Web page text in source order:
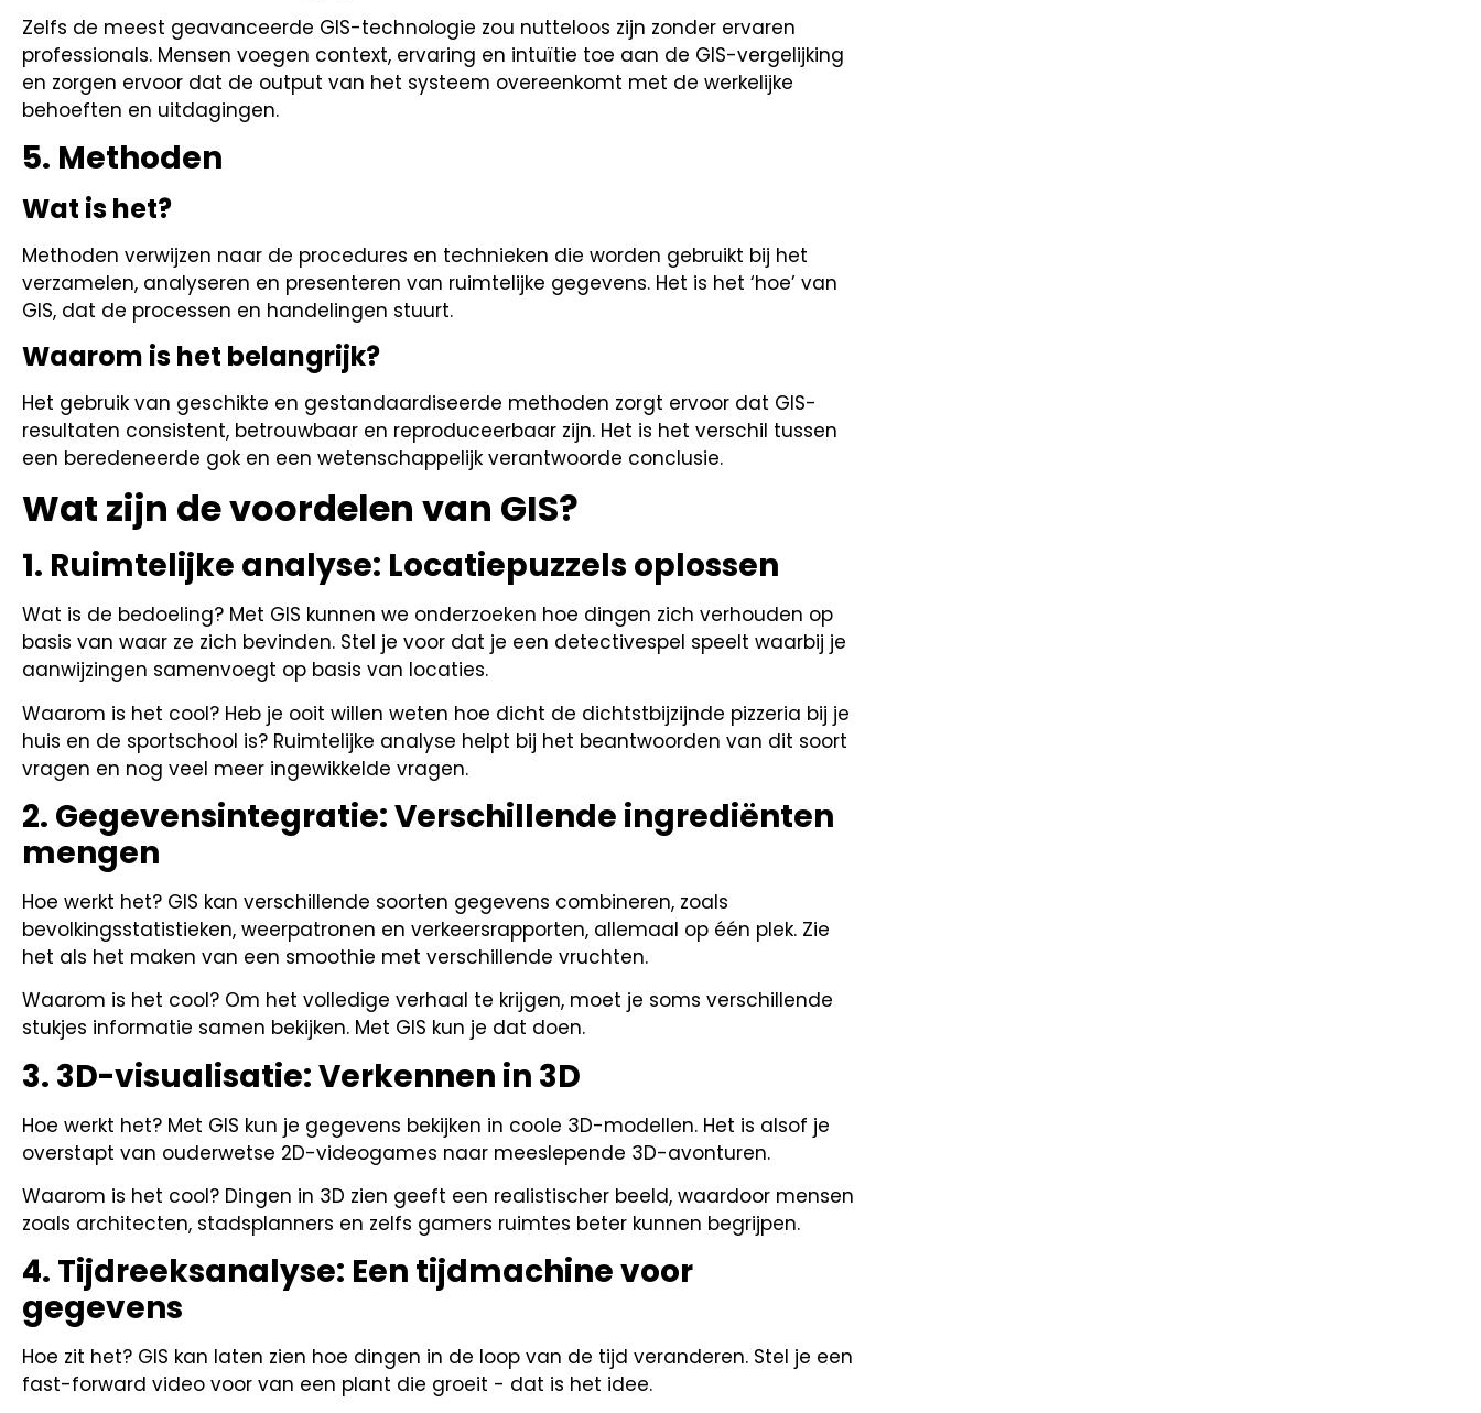
Zelfs de meest geavanceerde GIS-technologie zou nutteloos zijn zonder ervaren
professionals. Mensen voegen context, ervaring en intuïtie toe aan de GIS-vergelijking
en zorgen ervoor dat de output van het systeem overeenkomt met de werkelijke
behoeften en uitdagingen.
5. Methoden
Wat is het?
Methoden verwijzen naar de procedures en technieken die worden gebruikt bij het
verzamelen, analyseren en presenteren van ruimtelijke gegevens. Het is het ‘hoe’ van
GIS, dat de processen en handelingen stuurt.
Waarom is het belangrijk?
Het gebruik van geschikte en gestandaardiseerde methoden zorgt ervoor dat GIS-
resultaten consistent, betrouwbaar en reproduceerbaar zijn. Het is het verschil tussen
een beredeneerde gok en een wetenschappelijk verantwoorde conclusie.
Wat zijn de voordelen van GIS?
1. Ruimtelijke analyse: Locatiepuzzels oplossen
Wat is de bedoeling? Met GIS kunnen we onderzoeken hoe dingen zich verhouden op
basis van waar ze zich bevinden. Stel je voor dat je een detectivespel speelt waarbij je
aanwijzingen samenvoegt op basis van locaties.
Waarom is het cool? Heb je ooit willen weten hoe dicht de dichtstbijzijnde pizzeria bij je
huis en de sportschool is? Ruimtelijke analyse helpt bij het beantwoorden van dit soort
vragen en nog veel meer ingewikkelde vragen.
2. Gegevensintegratie: Verschillende ingrediënten
mengen
Hoe werkt het? GIS kan verschillende soorten gegevens combineren, zoals
bevolkingsstatistieken, weerpatronen en verkeersrapporten, allemaal op één plek. Zie
het als het maken van een smoothie met verschillende vruchten.
Waarom is het cool? Om het volledige verhaal te krijgen, moet je soms verschillende
stukjes informatie samen bekijken. Met GIS kun je dat doen.
3. 3D-visualisatie: Verkennen in 3D
Hoe werkt het? Met GIS kun je gegevens bekijken in coole 3D-modellen. Het is alsof je
overstapt van ouderwetse 2D-videogames naar meeslepende 3D-avonturen.
Waarom is het cool? Dingen in 3D zien geeft een realistischer beeld, waardoor mensen
zoals architecten, stadsplanners en zelfs gamers ruimtes beter kunnen begrijpen.
4. Tijdreeksanalyse: Een tijdmachine voor
gegevens
Hoe zit het? GIS kan laten zien hoe dingen in de loop van de tijd veranderen. Stel je een
fast-forward video voor van een plant die groeit - dat is het idee.